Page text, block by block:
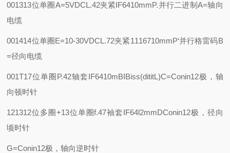
001313位单圈A=5VDCL.42夹紧IF6410mmP.并行二进制A=轴向
电缆
001414位单圈E=10-30VDCL.72夹紧1116710mmP‘并行格雷码B
=径向电缆
001T17位单圈 P.42轴套IF6410mBIBiss(dititL)C=Conin12极，轴
向顿时针
121312位多圈+13位单圈f.47袖套IF64l2mmDConin12极，径向
顷时针
G=Conin12极，轴向逆时针